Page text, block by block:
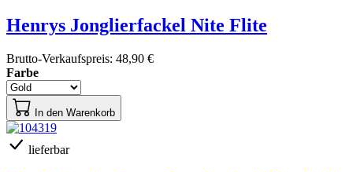
Henrys Jonglierfackel Nite Flite
Brutto-Verkaufspreis: 48,90 €
Farbe
In den Warenkorb
lieferbar